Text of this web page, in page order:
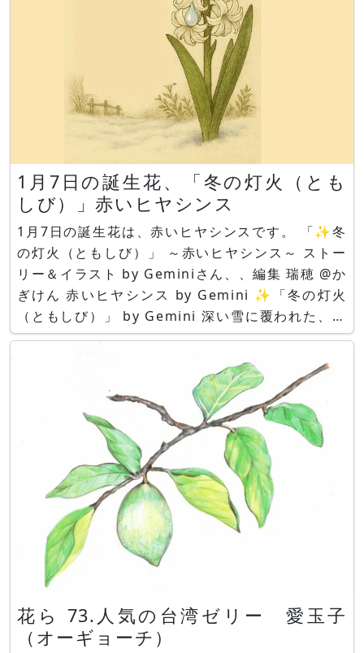
1月7日の誕生花、「冬の灯火（とも
しび）」赤いヒヤシンス
1月7日の誕生花は、赤いヒヤシンスです。 「✨冬
の灯火（ともしび）」 ～赤いヒヤシンス～ ストー
リー＆イラスト by Geminiさん、、編集 瑞穂 @か
ぎけん 赤いヒヤシンス by Gemini ✨「冬の灯火
（ともしび）」 by Gemini 深い雪に覆われた、静
寂な冬の庭。 そこは、すべてが白く、冷たく凍り
で、ひとつの球根が熱い夢を
花ら 73.人気の台湾ゼリー 愛玉子
（オーギョーチ）